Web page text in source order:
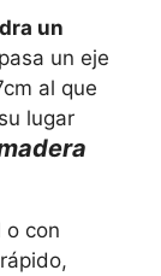
un
un eje
al que
lugar
o con